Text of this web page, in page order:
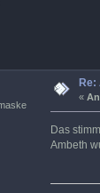
«
Das
Ambeth